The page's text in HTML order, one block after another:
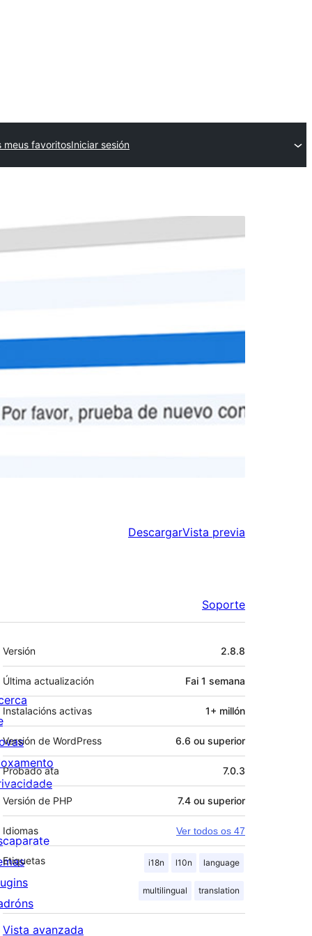
meus favoritosIniciar sesión
DescargarVista previa
Soporte
Meta
Versión 2.8.8
Última actualización Fai 1 semana
Instalacións activas 1+ millón
Versión de WordPress 6.6 ou superior
Probado ata 7.0.3
Versión de PHP 7.4 ou superior
Idiomas Ver todos os 47
Etiquetas i18n l10n language
multilingual translation
Vista avanzada